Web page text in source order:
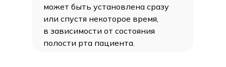
может быть установлена сразу
или спустя некоторое время,
в зависимости от состояния
полости рта пациента.
абатмент
циркониевая
формирователь десны